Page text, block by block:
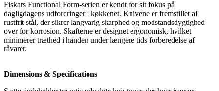
Fiskars Functional Form-serien er kendt for sit fokus på
dagligdagens udfordringer i køkkenet. Knivene er fremstillet af
rustfrit stål, der sikrer langvarig skarphed og modstandsdygtighed
over for korrosion. Skafterne er designet ergonomisk, hvilket
minimerer træthed i hånden under længere tids forberedelse af
råvarer.
Dimensions & Specifications